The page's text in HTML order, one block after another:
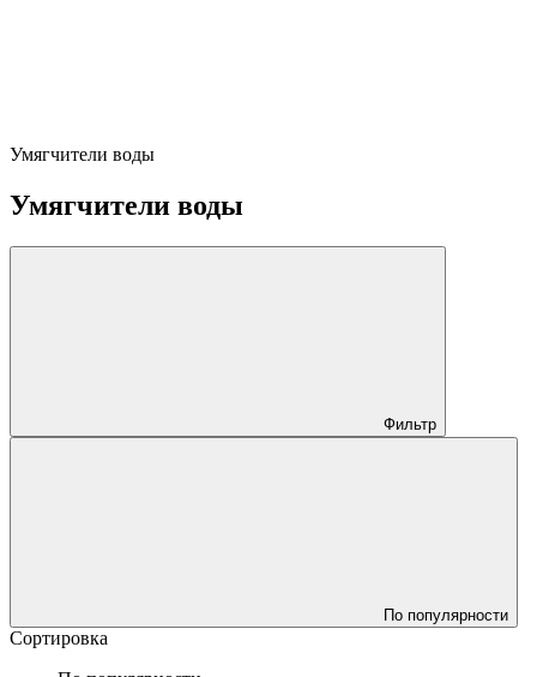
Умягчители воды
Умягчители воды
Фильтр
По популярности
Сортировка